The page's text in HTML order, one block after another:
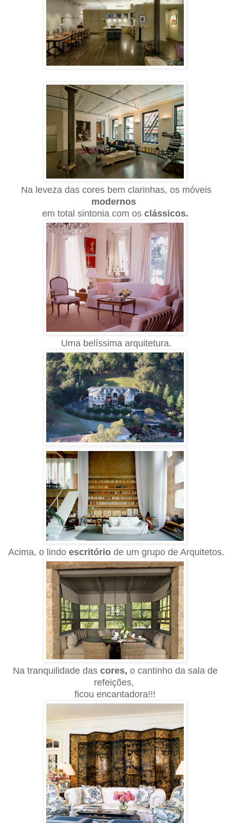
Na leveza das cores bem clarinhas, os móveis
modernos
em total sintonia com osclássicos.
Uma belíssima arquitetura.
Acima, o lindo escritório de um grupo de Arquitetos.
Na tranquilidade das cores, o cantinho da sala de
refeições,
ficou encantadora!!!